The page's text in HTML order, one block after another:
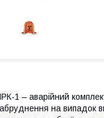
1 – аварійний
на випадок